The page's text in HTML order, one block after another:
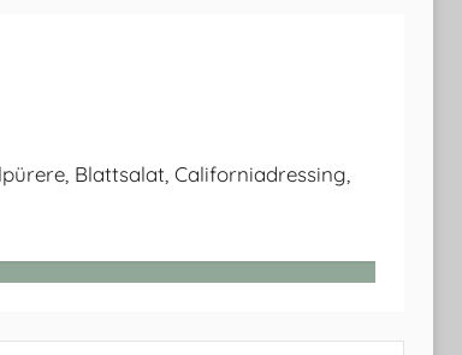
Blattsalat, Californiadressing,